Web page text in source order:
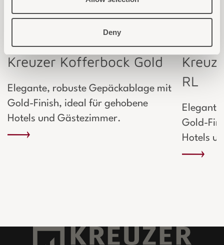
Deny
Kreuzer Kofferbock Gold
Elegante, robuste Gepäckablage mit
Gold-Finish, ideal für gehobene
Hotels und Gästezimmer.
RL
Gold-
Hotels